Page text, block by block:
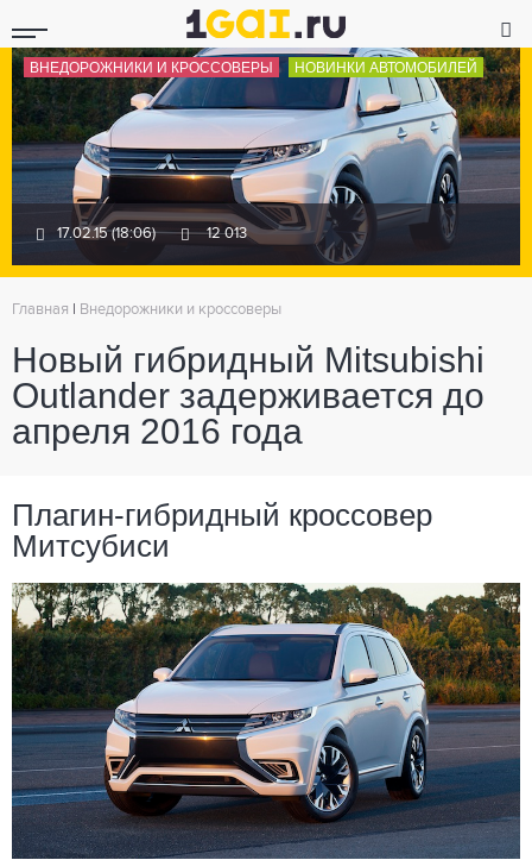
ВНЕДОРОЖНИКИ И КРОССОВЕРЫ НОВИНКИ АВТОМОБИЛЕЙ
17.02.15 (18:06) 12 013
Главная Внедорожники и кроссоверы
Новый гибридный Mitsubishi
Outlander задерживается до
апреля 2016 года
Плагин-гибридный кроссовер
Митсубиси